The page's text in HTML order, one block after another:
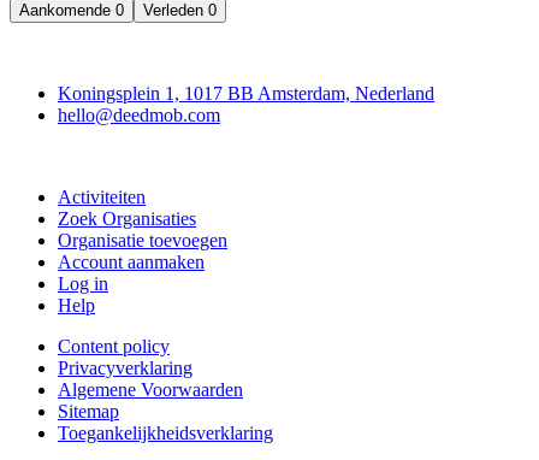
Aankomende 0 Verleden 0
Koningsplein 1, 1017 BB Amsterdam, Nederland
hello@deedmob.com
Activiteiten
Zoek Organisaties
Organisatie toevoegen
Account aanmaken
Log in
Help
Content policy
Privacyverklaring
Algemene Voorwaarden
Sitemap
Toegankelijkheidsverklaring